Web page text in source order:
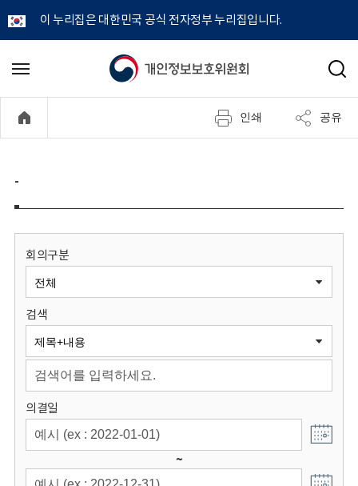
이 누리집은 대한민국 공식 전자정부 누리집입니다.
개
정
보
원
회
메
기
검
인쇄 공유
-
회의구분
검색
의결일
~